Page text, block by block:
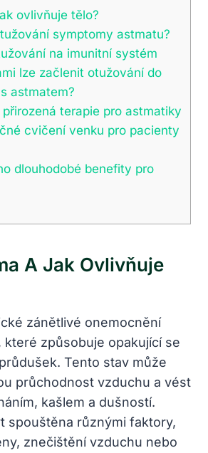
ovlivňuje tělo?
symptomy astmatu?
na imunitní systém
lze začlenit otužování do
astmatem?
terapie pro astmatiky
cvičení venku pro pacienty
dlouhodobé benefity pro
A Jak Ovlivňuje
zánětlivé onemocnění
které způsobuje opakující se
Tento stav může
průchodnost vzduchu a vést
kašlem a dušností.
spouštěna různými faktory,
znečištění vzduchu nebo